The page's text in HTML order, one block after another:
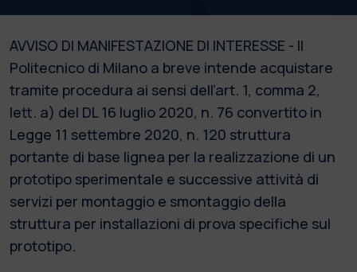
AVVISO DI MANIFESTAZIONE DI INTERESSE - Il
Politecnico di Milano a breve intende acquistare
tramite procedura ai sensi dell’art. 1, comma 2,
lett. a) del DL 16 luglio 2020, n. 76 convertito in
Legge 11 settembre 2020, n. 120 struttura
portante di base lignea per la realizzazione di un
prototipo sperimentale e successive attività di
servizi per montaggio e smontaggio della
struttura per installazioni di prova specifiche sul
prototipo.